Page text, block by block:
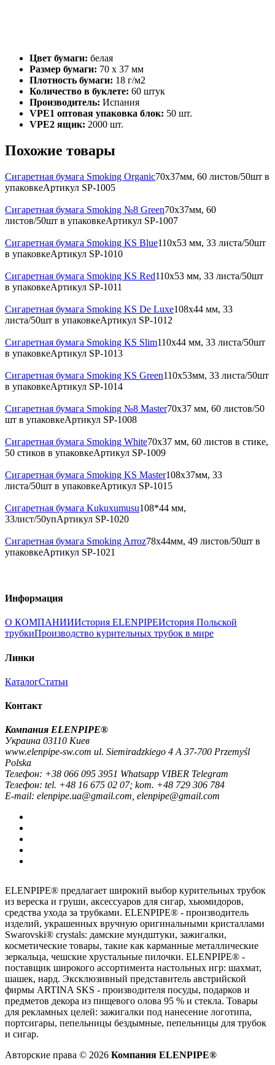
Цвет бумаги: белая
Размер бумаги: 70 x 37 мм
Плотность бумаги: 18 г/м2
Количество в буклете: 60 штук
Производитель: Испания
VPE1 оптовая упаковка блок: 50 шт.
VPE2 ящик: 2000 шт.
Похожие товары
Сигаретная бумага Smoking Organic70x37мм, 60 листов/50шт в
упаковкеАртикул SP-1005
Сигаретная бумага Smoking №8 Green70x37мм, 60
листов/50шт в упаковкеАртикул SP-1007
Сигаретная бумага Smoking KS Blue110х53 мм, 33 листа/50шт
в упаковкеАртикул SP-1010
Сигаретная бумага Smoking KS Red110х53 мм, 33 листа/50шт
в упаковкеАртикул SP-1011
Сигаретная бумага Smoking KS De Luxe108х44 мм, 33
листа/50шт в упаковкеАртикул SP-1012
Сигаретная бумага Smoking KS Slim110х44 мм, 33 листа/50шт
в упаковкеАртикул SP-1013
Сигаретная бумага Smoking KS Green110х53мм, 33 листа/50шт
в упаковкеАртикул SP-1014
Сигаретная бумага Smoking №8 Master70x37 мм, 60 листов/50
шт в упаковкеАртикул SP-1008
Сигаретная бумага Smoking White70x37 мм, 60 листов в стике,
50 стиков в упаковкеАртикул SP-1009
Сигаретная бумага Smoking KS Master108х37мм, 33
листа/50шт в упаковкеАртикул SP-1015
Сигаретная бумага Kukuxumusu108*44 мм,
33лист/50упАртикул SP-1020
Сигаретная бумага Smoking Arroz78x44мм, 49 листов/50шт в
упаковкеАртикул SP-1021
Информация
О КОМПАНИИИстория ELENPIPEИстория Польской
трубкиПроизводство курительных трубок в мире
Линки
КаталогСтатьи
Контакт
Компания ELENPIPE®
Украина 03110 Киев
www.elenpipe-sw.com ul. Siemiradzkiego 4 A 37-700 Przemyśl
Polska
Телефон: +38 066 095 3951 Whatsapp VIBER Telegram
Телефон: tel. +48 16 675 02 07; kom. +48 729 306 784
E-mail: elenpipe.ua@gmail.com, elenpipe@gmail.com
ELENPIPE® предлагает широкий выбор курительных трубок
из вереска и груши, аксессуаров для сигар, хьюмидоров,
средства ухода за трубками. ELENPIPE® - производитель
изделий, украшенных вручную оригинальными кристаллами
Swarovski® crystals: дамские мундштуки, зажигалки,
косметические товары, такие как карманные металлические
зеркальца, чешские хрустальные пилочки. ELENPIPE® -
поставщик широкого ассортимента настольных игр: шахмат,
шашек, нард. Эксклюзивный представитель австрийской
фирмы ARTINA SKS - производителя посуды, подарков и
предметов декора из пищевого олова 95 % и стекла. Товары
для рекламных целей: зажигалки под нанесение логотипа,
портсигары, пепельницы бездымные, пепельницы для трубок
и сигар.
Авторские права © 2026 Компания ELENPIPE®